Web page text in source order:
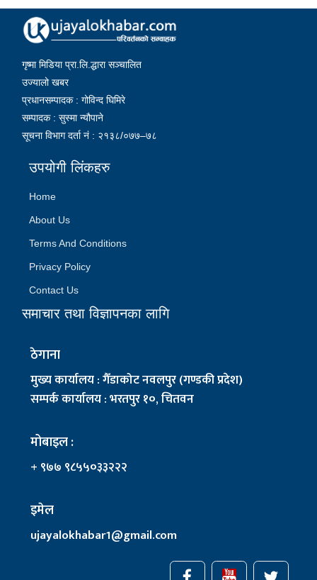
गृष्मा मिडिया प्रा.लि.द्धारा सञ्चालित
उज्यालो खबर
प्रधानसम्पादक : गोविन्द घिमिरे
सम्पादक : सुस्मा न्यौपाने
सूचना विभाग दर्ता नं : २१३८/०७७–७८
उपयोगी लिंकहरु
Home
About Us
Terms And Conditions
Privacy Policy
Contact Us
समाचार तथा विज्ञापनका लागि
ठेगाना
मुख्य कार्यालय : गैँडाकोट नवलपुर (गण्डकी प्रदेश)
सम्पर्क कार्यालय : भरतपुर १०, चितवन
मोबाइल :
+ ९७७ ९८५५०३३२२२
इमेल
ujayalokhabar1@gmail.com